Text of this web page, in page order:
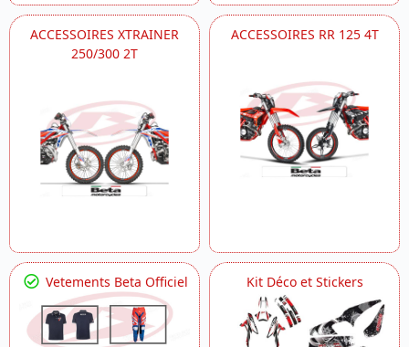
ACCESSOIRES XTRAINER
250/300 2T
ACCESSOIRES RR 125 4T
Vetements Beta Officiel Kit Déco et Stickers